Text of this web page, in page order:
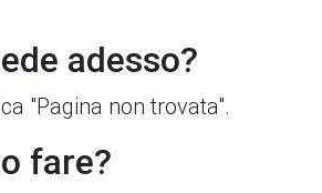
adesso?
"Pagina non trovata".
fare?